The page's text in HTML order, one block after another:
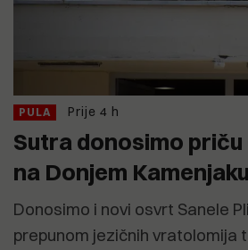
PULA Prije 4 h
Sutra donosimo priču
na Donjem Kamenjaku
Donosimo i novi osvrt Sanele
prepunom jezičnih vratolomija